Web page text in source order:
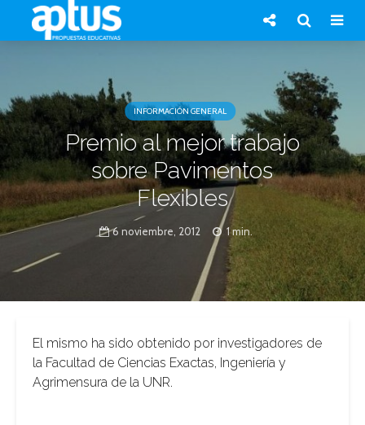
INFORMACIÓN GENERAL
Premio al mejor trabajo
sobre Pavimentos
Flexibles
6 noviembre, 2012 1 min.
El mismo ha sido obtenido por investigadores de
la Facultad de Ciencias Exactas, Ingeniería y
Agrimensura de la UNR.